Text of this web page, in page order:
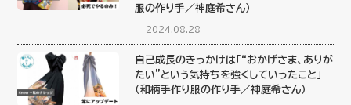
服の作り手／神庭希さん）
2024.08.28
自己成長のきっかけは「“おかげさま、ありが
たい”という気持ちを強くしていったこと」
（和柄手作り服の作り手／神庭希さん）